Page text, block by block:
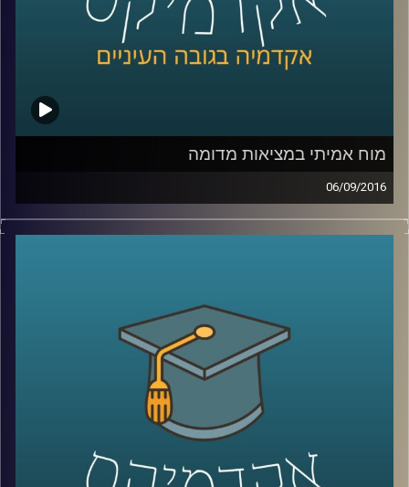
קרדיט תמונות:AudioVersity
מוח אמיתי במציאות מדומה
06/09/2016
דוקטור דורון פרידמן, ראש המעבדה לחקר
דווקא בעולם הטכנולוגיה. המצאת טכנולוגיות
שמערבות ממשקי מוח ומחשב עם מציאות
מדומה יכולות להועיל בסוגיות רפואיות, קיום
מחקרי מעבדה מדויקים הרבה יותר ויתרונות
קרדיט תמונות: AudioVersity